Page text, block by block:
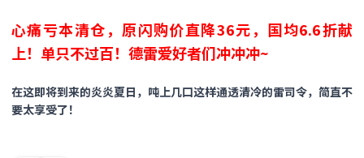
心痛亏本清仓，原闪购价直降36元，国均6.6折献
上！单只不过百！德雷爱好者们冲冲冲~
在这即将到来的炎炎夏日，吨上几口这样通透清冷的雷司令，简直不
要太享受了！